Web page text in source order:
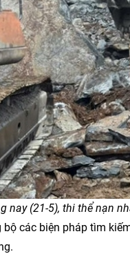
nay (21-5), thi thể nạn
các biện pháp tìm